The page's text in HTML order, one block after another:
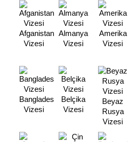
Afganistan
Vizesi
Almanya
Vizesi
Amerika
Vizesi
Banglades
Vizesi
Belçika
Vizesi
Beyaz
Rusya
Vizesi